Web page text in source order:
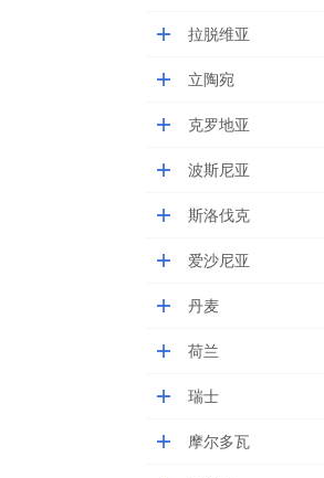
拉脱维亚
立陶宛
克罗地亚
波斯尼亚
斯洛伐克
爱沙尼亚
丹麦
荷兰
瑞士
摩尔多瓦